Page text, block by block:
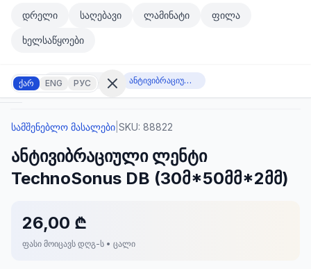
მთავარ კონტენტზე გადასვლა
მთავარ კონტენტზე გადასვლა
დრელი საღებავი ლამინატი ფილა
ხელსაწყოები
ქარ ENG РУС
შესვლა
არ
გაქვთ
ანგარიში?
რეგისტრაცია
სამშენებლო მასალები ანტივიბრაციული ლენტი TechnoSonus DB (30მ*50მმ*2მმ)
სამშენებლო მასალები SKU: 88822
ანტივიბრაციული ლენტი
TechnoSonus DB (30მ*50მმ*2მმ)
26,00 ₾
ფასი მოიცავს დღგ-ს • ცალი